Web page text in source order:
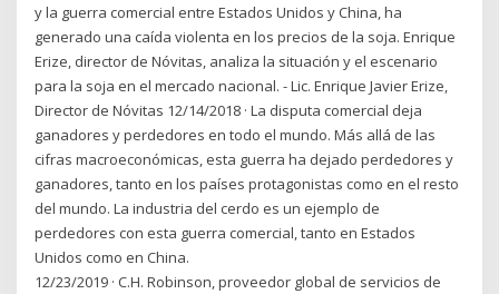
y la guerra comercial entre Estados Unidos y China, ha
generado una caída violenta en los precios de la soja. Enrique
Erize, director de Nóvitas, analiza la situación y el escenario
para la soja en el mercado nacional. - Lic. Enrique Javier Erize,
Director de Nóvitas 12/14/2018 · La disputa comercial deja
ganadores y perdedores en todo el mundo. Más allá de las
cifras macroeconómicas, esta guerra ha dejado perdedores y
ganadores, tanto en los países protagonistas como en el resto
del mundo. La industria del cerdo es un ejemplo de
perdedores con esta guerra comercial, tanto en Estados
Unidos como en China.
12/23/2019 · C.H. Robinson, proveedor global de servicios de